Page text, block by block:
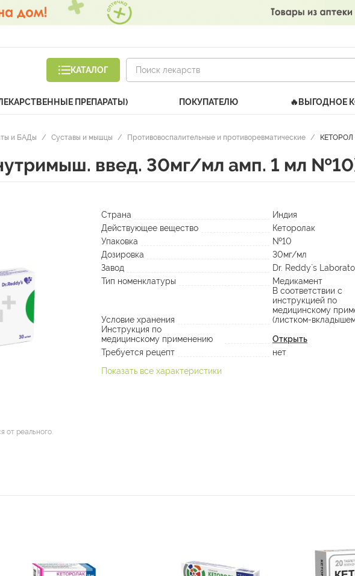
КАТАЛОГ
ПРЕПАРАТЫ) ПОКУПАТЕЛЮ 🔥ВЫГОДНОЕ
и БАДы / Суставы и мышцы / Противовоспалительные и противоревматические / КЕТОРОЛ
введ. 30мг/мл амп. 1 мл
от реального.
Страна
Индия
Действующее вещество
Кеторолак
Упаковка
№10
Дозировка
30мг/мл
Завод
Dr. Reddy`s
Тип номенклатуры
Медикамент
Условие хранения
В соответствии с
инструкцией по
медицинскому
(листком-
Инструкция по
медицинскому применению
Открыть
Требуется рецепт
нет
Показать все характеристики